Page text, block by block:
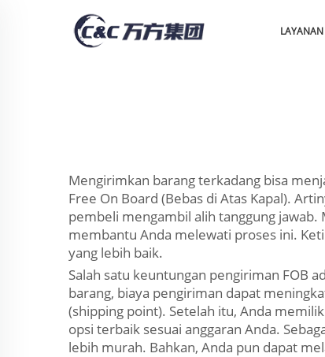
LAYANAN
Mengirimkan barang terkadang bisa
Free On Board (Bebas di Atas Kapal).
pembeli mengambil alih tanggung
membantu Anda melewati proses ini.
yang lebih baik.
Salah satu keuntungan pengiriman FOB
barang, biaya pengiriman dapat
(shipping point). Setelah itu, Anda
opsi terbaik sesuai anggaran Anda.
lebih murah. Bahkan, Anda pun dapat